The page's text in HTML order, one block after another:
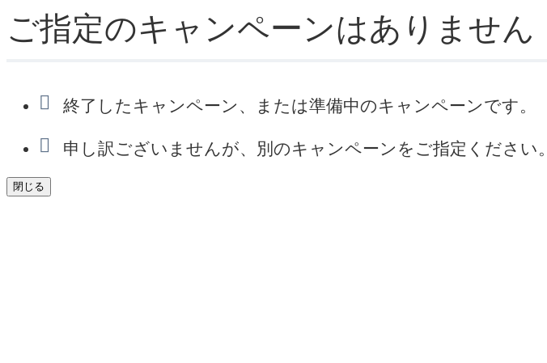
ご指定のキャンペーンはありません
終了したキャンペーン、または準備中のキャンペーンです。
申し訳ございませんが、別のキャンペーンをご指定ください。
閉じる